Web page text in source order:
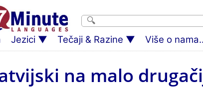
Jezici Tečaji & Razine Više o
na malo